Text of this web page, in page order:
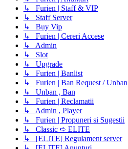
↳ Furien | Staff & VIP
↳ Staff Server
↳ Buy Vip
↳ Furien | Cereri Accese
↳ Admin
↳ Slot
↳ Upgrade
↳ Furien | Banlist
↳ Furien | Ban Request / Unban
↳ Unban , Ban
↳ Furien | Reclamatii
↳ Admin , Player
↳ Furien | Propuneri si Sugestii
↳ Classic ➪ ELITE
↳ [ELITE] Regulament server